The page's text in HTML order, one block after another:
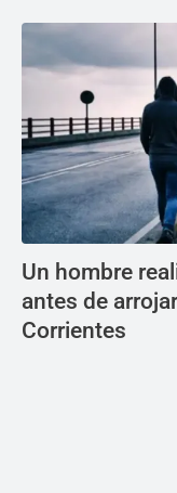
Un hombre
antes de
Corrientes